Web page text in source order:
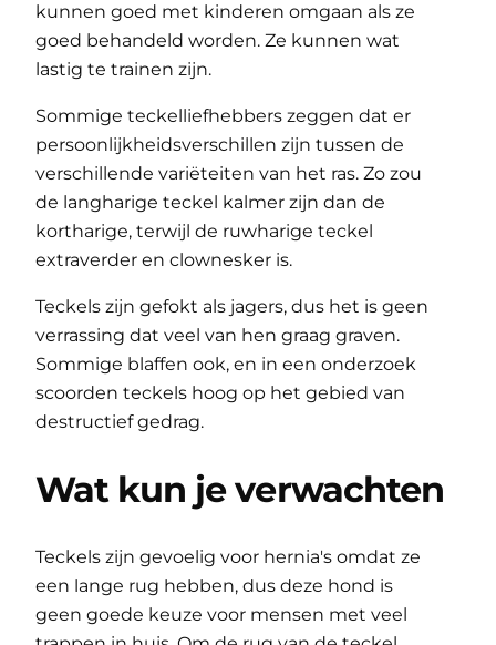
kunnen goed met kinderen omgaan als ze
goed behandeld worden. Ze kunnen wat
lastig te trainen zijn.
Sommige teckelliefhebbers zeggen dat er
persoonlijkheidsverschillen zijn tussen de
verschillende variëteiten van het ras. Zo zou
de langharige teckel kalmer zijn dan de
kortharige, terwijl de ruwharige teckel
extraverder en clownesker is.
Teckels zijn gefokt als jagers, dus het is geen
verrassing dat veel van hen graag graven.
Sommige blaffen ook, en in een onderzoek
scoorden teckels hoog op het gebied van
destructief gedrag.
Wat kun je verwachten
Teckels zijn gevoelig voor hernia's omdat ze
een lange rug hebben, dus deze hond is
geen goede keuze voor mensen met veel